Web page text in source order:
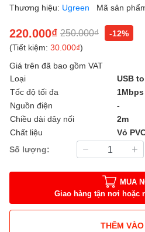
Thương hiệu: Ugreen Mã sản
220.000₫ 250.000₫
-12%
(Tiết kiệm: 30.000₫)
Giá trên đã bao gồm VAT
Loại
USB
Tốc độ tối đa
1Mbps
Nguồn điện
-
Chiều dài dây nối
2m
Chất liệu
Vỏ
Số lượng:
MUA
Giao hàng tận nơi hoặc
THÊM